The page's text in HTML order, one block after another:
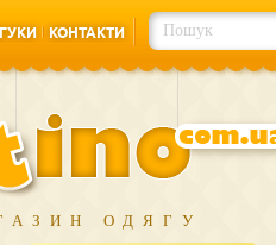
КОНТАКТИ
ОДЯГУ